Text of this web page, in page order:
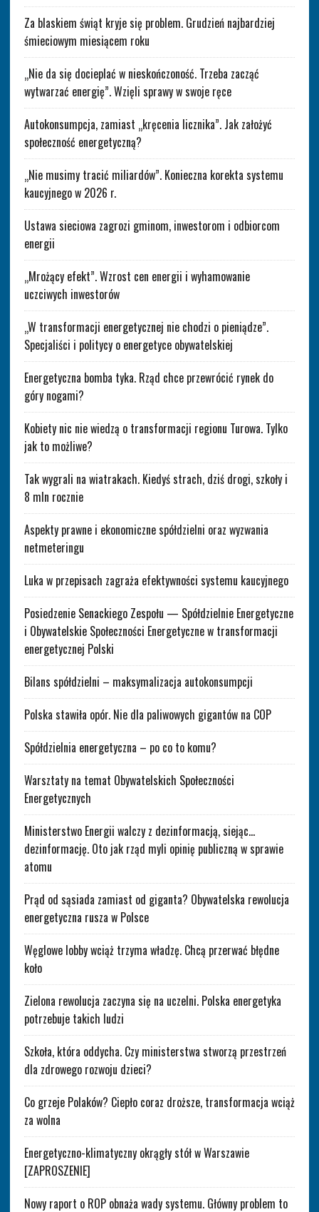
Za blaskiem świąt kryje się problem. Grudzień najbardziej
śmieciowym miesiącem roku
„Nie da się docieplać w nieskończoność. Trzeba zacząć
wytwarzać energię”. Wzięli sprawy w swoje ręce
Autokonsumpcja, zamiast „kręcenia licznika”. Jak założyć
społeczność energetyczną?
„Nie musimy tracić miliardów”. Konieczna korekta systemu
kaucyjnego w 2026 r.
Ustawa sieciowa zagrozi gminom, inwestorom i odbiorcom
energii
„Mrożący efekt”. Wzrost cen energii i wyhamowanie
uczciwych inwestorów
„W transformacji energetycznej nie chodzi o pieniądze”.
Specjaliści i politycy o energetyce obywatelskiej
Energetyczna bomba tyka. Rząd chce przewrócić rynek do
góry nogami?
Kobiety nic nie wiedzą o transformacji regionu Turowa. Tylko
jak to możliwe?
Tak wygrali na wiatrakach. Kiedyś strach, dziś drogi, szkoły i
8 mln rocznie
Aspekty prawne i ekonomiczne spółdzielni oraz wyzwania
netmeteringu
Luka w przepisach zagraża efektywności systemu kaucyjnego
Posiedzenie Senackiego Zespołu — Spółdzielnie Energetyczne
i Obywatelskie Społeczności Energetyczne w transformacji
energetycznej Polski
Bilans spółdzielni – maksymalizacja autokonsumpcji
Polska stawiła opór. Nie dla paliwowych gigantów na COP
Spółdzielnia energetyczna – po co to komu?
Warsztaty na temat Obywatelskich Społeczności
Energetycznych
Ministerstwo Energii walczy z dezinformacją, siejąc…
dezinformację. Oto jak rząd myli opinię publiczną w sprawie
atomu
Prąd od sąsiada zamiast od giganta? Obywatelska rewolucja
energetyczna rusza w Polsce
Węglowe lobby wciąż trzyma władzę. Chcą przerwać błędne
koło
Zielona rewolucja zaczyna się na uczelni. Polska energetyka
potrzebuje takich ludzi
Szkoła, która oddycha. Czy ministerstwa stworzą przestrzeń
dla zdrowego rozwoju dzieci?
Co grzeje Polaków? Ciepło coraz droższe, transformacja wciąż
za wolna
Energetyczno-klimatyczny okrągły stół w Warszawie
[ZAPROSZENIE]
Nowy raport o ROP obnaża wady systemu. Główny problem to